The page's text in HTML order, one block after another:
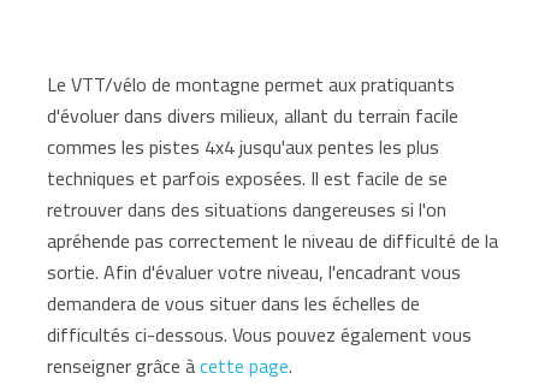
Le VTT/vélo de montagne permet aux pratiquants
d'évoluer dans divers milieux, allant du terrain facile
commes les pistes 4x4 jusqu'aux pentes les plus
techniques et parfois exposées. Il est facile de se
retrouver dans des situations dangereuses si l'on
apréhende pas correctement le niveau de difficulté de la
sortie. Afin d'évaluer votre niveau, l'encadrant vous
demandera de vous situer dans les échelles de
difficultés ci-dessous. Vous pouvez également vous
renseigner grâce àcette page.